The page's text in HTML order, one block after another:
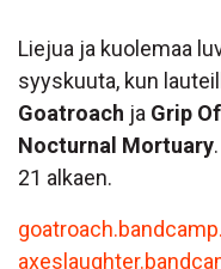
Liejua ja kuolemaa
syyskuuta, kun
Goatroach ja Grip
Nocturnal Mortuary
21 alkaen.